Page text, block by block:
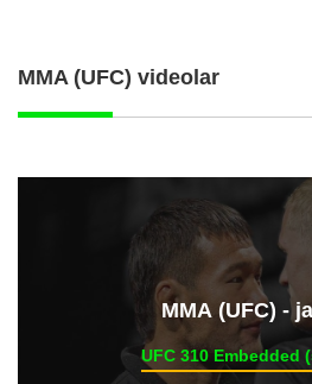
MMA (UFC) videolar
ММА (UFC) -
UFC 310 Embedded